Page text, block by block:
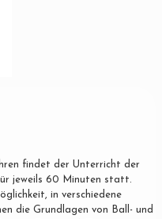
findet der Unterricht der
jeweils 60 Minuten statt.
in verschiedene
die Grundlagen von Ball- und